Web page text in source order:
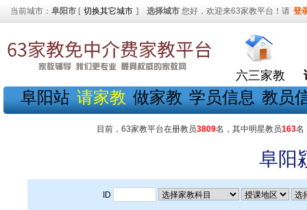
当前城市： 阜阳市 [ 切换其它城市 ] 选择城市 您好，欢迎来63家教平台！请 登
六三家教
阜阳站 请家教 做家教 学员信息 教员
目前，63家教平台在册教员3809名，其中明星教员163名
阜阳
ID